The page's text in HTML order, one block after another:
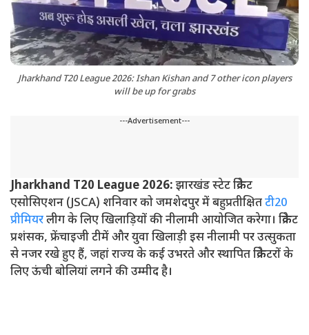
Jharkhand T20 League 2026: Ishan Kishan and 7 other icon players
will be up for grabs
---Advertisement---
Jharkhand T20 League 2026:झारखंड स्टेट क्रिकेट
एसोसिएशन (JSCA) शनिवार को जमशेदपुर में बहुप्रतीक्षितटी20
प्रीमियरलीग के लिए खिलाड़ियों की नीलामी आयोजित करेगा। क्रिकेट
प्रशंसक, फ्रेंचाइजी टीमें और युवा खिलाड़ी इस नीलामी पर उत्सुकता
से नजर रखे हुए हैं, जहां राज्य के कई उभरते और स्थापित क्रिकेटरों के
लिए ऊंची बोलियां लगने की उम्मीद है।